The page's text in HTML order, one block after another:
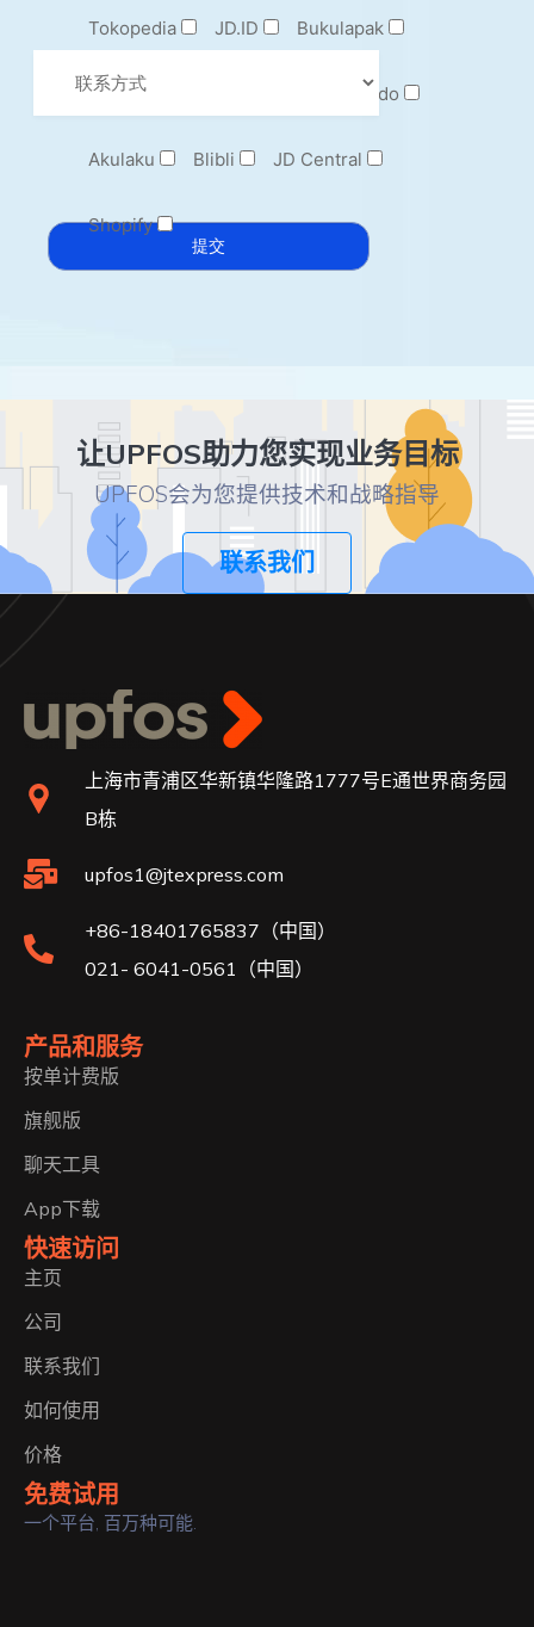
Tokopedia JD.ID Bukulapak
Sendo Sendo
Akulaku Blibli JD Central
Shopify
让UPFOS助力您实现业务目标
UPFOS会为您提供技术和战略指导
联系我们
上海市青浦区华新镇华隆路1777号E通世界商务园
B栋
upfos1@jtexpress.com
+86-18401765837（中国）
021- 6041-0561（中国）
产品和服务
按单计费版
旗舰版
聊天工具
App下载
快速访问
主页
公司
联系我们
如何使用
价格
免费试用
一个平台, 百万种可能.